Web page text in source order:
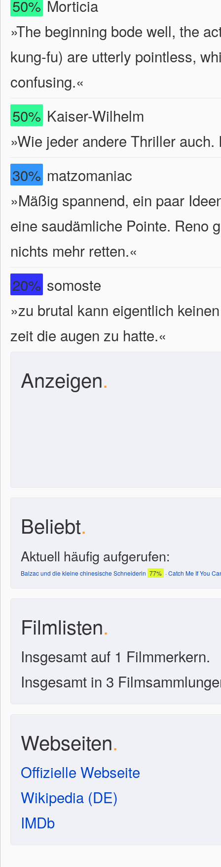
50% Morticia
»The beginning bode well, the
kung-fu) are utterly pointless,
confusing.«
50% Kaiser-Wilhelm
»Wie jeder andere Thriller
30% matzomaniac
»Mäßig spannend, ein paar
eine saudämliche Pointe. Reno
nichts mehr retten.«
20% somoste
»zu brutal kann eigentlich
zeit die augen zu hatte.«
Anzeigen.
Beliebt.
Aktuell häufig aufgerufen:
Balzac und die kleine chinesische Schneiderin 77% ·Catch Me If You
Filmlisten.
Insgesamt auf 1 Filmmerkern.
Insgesamt in 3
Webseiten.
Offizielle Webseite
Wikipedia (DE)
IMDb